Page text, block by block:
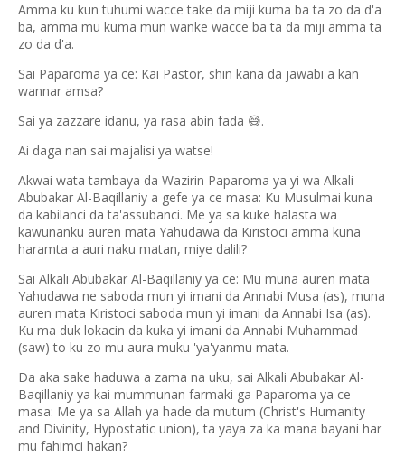
Amma ku kun tuhumi wacce take da miji kuma ba ta zo da d'a
ba, amma mu kuma mun wanke wacce ba ta da miji amma ta
zo da d'a.
Sai Paparoma ya ce: Kai Pastor, shin kana da jawabi a kan
wannar amsa?
Sai ya zazzare idanu, ya rasa abin fada 😅.
Ai daga nan sai majalisi ya watse!
Akwai wata tambaya da Wazirin Paparoma ya yi wa Alkali
Abubakar Al-Baqillaniy a gefe ya ce masa: Ku Musulmai kuna
da kabilanci da ta'assubanci. Me ya sa kuke halasta wa
kawunanku auren mata Yahudawa da Kiristoci amma kuna
haramta a auri naku matan, miye dalili?
Sai Alkali Abubakar Al-Baqillaniy ya ce: Mu muna auren mata
Yahudawa ne saboda mun yi imani da Annabi Musa (as), muna
auren mata Kiristoci saboda mun yi imani da Annabi Isa (as).
Ku ma duk lokacin da kuka yi imani da Annabi Muhammad
(saw) to ku zo mu aura muku 'ya'yanmu mata.
Da aka sake haduwa a zama na uku, sai Alkali Abubakar Al-
Baqillaniy ya kai mummunan farmaki ga Paparoma ya ce
masa: Me ya sa Allah ya hade da mutum (Christ's Humanity
and Divinity, Hypostatic union), ta yaya za ka mana bayani har
mu fahimci hakan?